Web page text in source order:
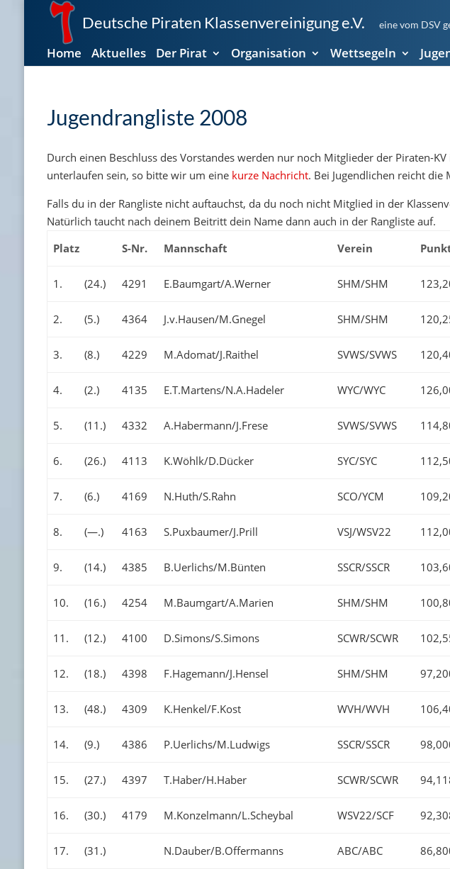
Deutsche Piraten Klassenvereinigung e.V. eine vom DSV
Home Aktuelles Der Pirat Organisation Wettsegeln
Jugendrangliste 2008
Durch einen Beschluss des Vorstandes werden nur noch Mitglieder der Piraten-
unterlaufen sein, so bitte wir um eine kurze Nachricht. Bei Jugendlichen reicht die
Falls du in der Rangliste nicht auftauchst, da du noch nicht Mitglied in der
Natürlich taucht nach deinem Beitritt dein Name dann auch in der Rangliste auf.
Platz
S-Nr. Mannschaft Verein
1. (24.) 4291 E.Baumgart/A.Werner SHM/SHM
2. (5.) 4364 J.v.Hausen/M.Gnegel SHM/SHM
3. (8.) 4229 M.Adomat/J.Raithel SVWS/SVWS
4. (2.) 4135 E.T.Martens/N.A.Hadeler WYC/WYC
5. (11.) 4332 A.Habermann/J.Frese SVWS/SVWS
6. (26.) 4113 K.Wöhlk/D.Dücker SYC/SYC
7. (6.) 4169 N.Huth/S.Rahn SCO/YCM
8. (—.) 4163 S.Puxbaumer/J.Prill VSJ/WSV22
9. (14.) 4385 B.Uerlichs/M.Bünten SSCR/SSCR
10. (16.) 4254 M.Baumgart/A.Marien SHM/SHM
11. (12.) 4100 D.Simons/S.Simons SCWR/SCWR
12. (18.) 4398 F.Hagemann/J.Hensel SHM/SHM
13. (48.) 4309 K.Henkel/F.Kost WVH/WVH
14. (9.) 4386 P.Uerlichs/M.Ludwigs SSCR/SSCR
15. (27.) 4397 T.Haber/H.Haber SCWR/SCWR
16. (30.) 4179 M.Konzelmann/L.Scheybal WSV22/SCF
17. (31.) N.Dauber/B.Offermanns ABC/ABC